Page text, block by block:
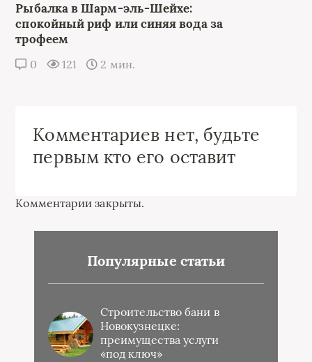
Рыбалка в Шарм-эль-Шейхе:
спокойный риф или синяя вода за
трофеем
0 121 2 мин.
Комментариев нет, будьте
первым кто его оставит
Комментарии закрыты.
Популярные статьи
Строительство бани в
Новокузнецке:
преимущества услуги
«под ключ»